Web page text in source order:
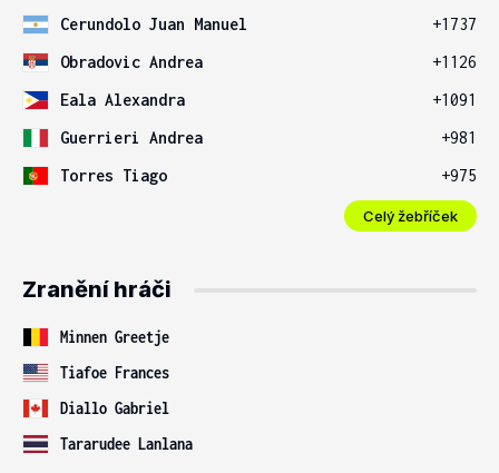
Cerundolo Juan Manuel
+1737
Obradovic Andrea
+1126
Eala Alexandra
+1091
Guerrieri Andrea
+981
Torres Tiago
+975
Celý žebříček
Zranění hráči
Minnen Greetje
Tiafoe Frances
Diallo Gabriel
Tararudee Lanlana